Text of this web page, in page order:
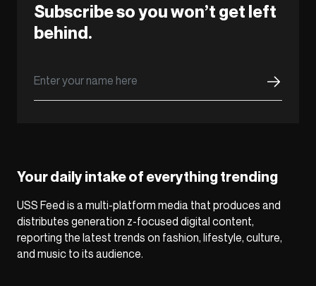
Subscribe so you won’t get left
behind.
Your daily intake of everything trending
USS Feed is a multi-platform media that produces and
distributes generation z-focused digital content,
reporting the latest trends on fashion, lifestyle, culture,
and music to its audience.